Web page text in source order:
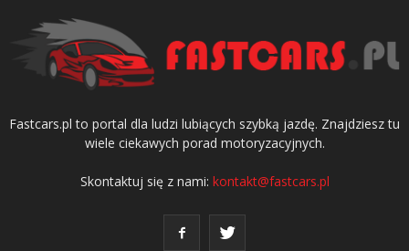
Fastcars.pl to portal dla ludzi lubiących szybką jazdę. Znajdziesz tu
wiele ciekawych porad motoryzacyjnych.
Skontaktuj się z nami: kontakt@fastcars.pl